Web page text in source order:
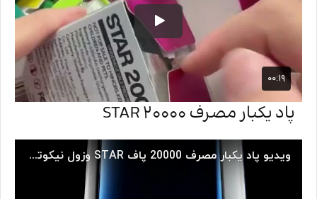
پاد یکبار مصرف 20000 STAR